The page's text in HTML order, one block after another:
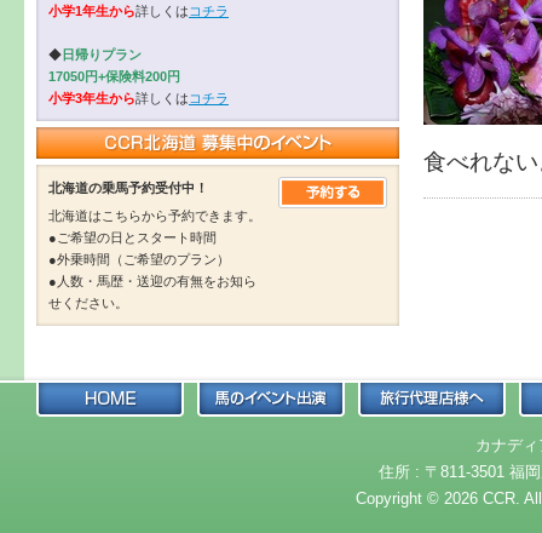
食べれな
小学1年生から詳しくは コチラ
◆日帰りプラン
17050円+保険料200円
小学3年生から詳しくは コチラ
北海道の乗馬予約受付中！
北海道はこちらから予約できます。
●ご希望の日とスタート時間
●外乗時間（ご希望のプラン）
●人数・馬歴・送迎の有無をお知ら
せください。
カナデ
住所 : 〒811-3501 福
Copyright © 2026 CCR.